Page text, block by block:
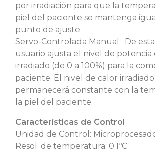
por irradiación para que la
piel del paciente se mantenga
punto de ajuste.
Servo-Controlada Manual: De esta
usuario ajusta el nivel de potencia
irradiado (de 0 a 100%) para la
paciente. El nivel de calor irradiado
permanecerá constante con la
la piel del paciente.
Características de Control
Unidad de Control:
Resol. de temperatura: 0.1ºC